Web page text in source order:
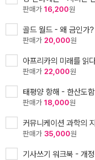
판매가 16,200원
골드 월드 - 왜 금인가?
판매가 20,000원
아프리카의 미래를 읽
판매가 22,000원
태평양 항해 - 한산도함
판매가 18,000원
커뮤니케이션 과학의
판매가 35,000원
기사쓰기 워크북 - 개